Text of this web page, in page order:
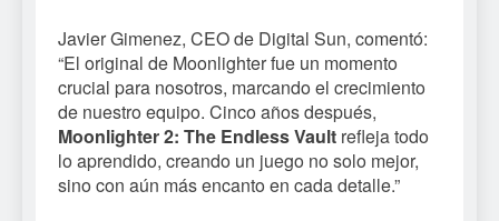
Javier Gimenez, CEO de Digital Sun, comentó:
“El original de Moonlighter fue un momento
crucial para nosotros, marcando el crecimiento
de nuestro equipo. Cinco años después,
Moonlighter 2: The Endless Vault refleja todo
lo aprendido, creando un juego no solo mejor,
sino con aún más encanto en cada detalle.”